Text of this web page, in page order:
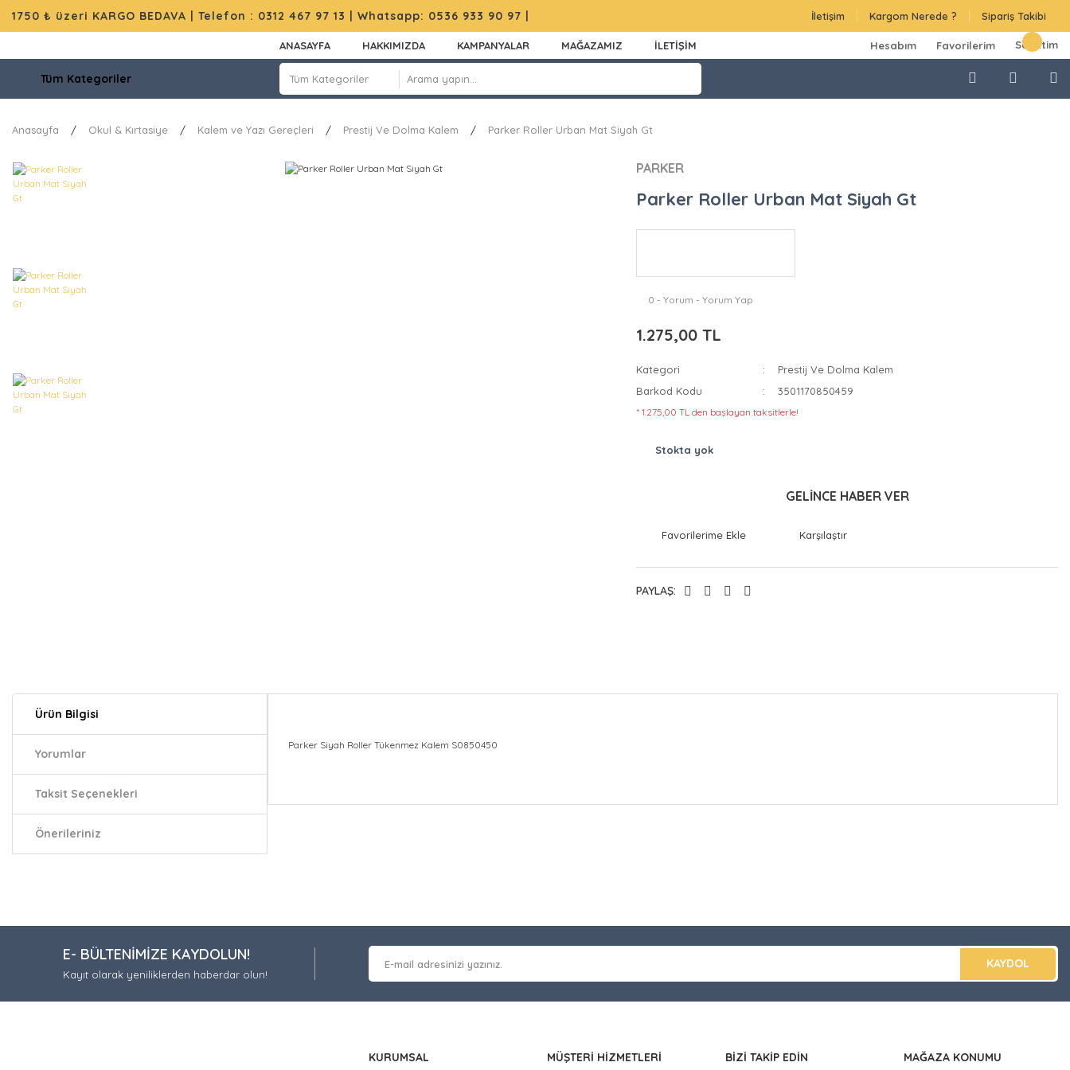
1750 ₺ üzeri KARGO BEDAVA | Telefon : 0312 467 97 13 | Whatsapp: 0536 933 90 97 | İletişim Kargom Nerede ? Sipariş Takibi
ANASAYFA HAKKIMIZDA KAMPANYALAR MAĞAZAMIZ İLETİŞİM Hesabım Favorilerim Sepetim
Tüm Kategoriler
Anasayfa Okul & Kırtasiye Kalem ve Yazı Gereçleri Prestij Ve Dolma Kalem Parker Roller Urban Mat Siyah Gt
PARKER
Parker Roller Urban Mat Siyah Gt
0 - Yorum - Yorum Yap
1.275,00 TL
Kategori
Prestij Ve Dolma Kalem
Barkod Kodu
3501170850459
* 1.275,00 TL den başlayan taksitlerle!
Stokta yok
GELİNCE HABER VER
Karşılaştır
PAYLAŞ:
Ürün Bilgisi
Yorumlar
Taksit Seçenekleri
Önerileriniz
Parker Siyah Roller Tükenmez Kalem S0850450
Ürün fiyatı diğer sitelerden daha pahalı.
E- BÜLTENİMİZE KAYDOLUN!
Kayıt olarak yeniliklerden haberdar olun!
KAYDOL
KURUMSAL MÜŞTERİ HİZMETLERİ BİZİ TAKİP EDİN MAĞAZA KONUMU